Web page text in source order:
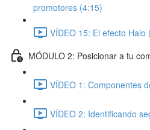
promotores (4:15)
VÍDEO 15: El efecto Halo
MÓDULO 2: Posicionar a tu
VÍDEO 1: Componentes
VÍDEO 2: Identificando